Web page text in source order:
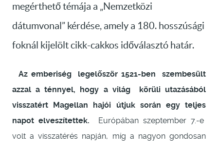
megérthető témája a „Nemzetközi
dátumvonal” kérdése, amely a 180. hosszúsági
foknál kijelölt cikk-cakkos időválasztó határ.
Az emberiség legelőször 1521-ben szembesült
azzal a ténnyel, hogy a világ körüli utazásából
visszatért Magellan hajói útjuk során egy teljes
napot elveszítettek. Európában szeptember 7.-e
volt a visszatérés napján, míg a nagyon gondosan